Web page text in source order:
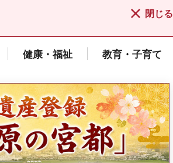
閉じる
健康・福祉 教育・子育て
県広報誌「県民だよ
2026年8月号